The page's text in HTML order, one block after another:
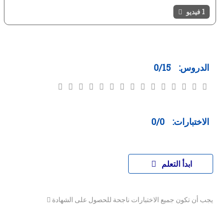
1 فيديو
الدروس: 0/15
الاختبارات: 0/0
ابدأ التعلم
يجب أن تكون جميع الاختبارات ناجحة للحصول على الشهادة